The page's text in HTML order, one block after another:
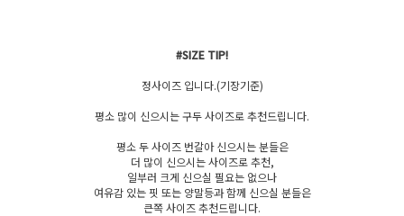
#SIZE TIP!
정사이즈 입니다.(기장기준)
평소 많이 신으시는 구두 사이즈로 추천드립니다.
평소 두 사이즈 번갈아 신으시는 분들은
더 많이 신으시는 사이즈로 추천,
일부러 크게 신으실 필요는 없으나
여유감 있는 핏 또는 양말등과 함께 신으실 분들은
큰쪽 사이즈 추천드립니다.